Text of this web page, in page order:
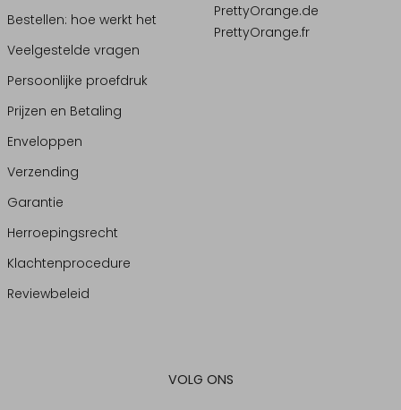
Bestellen: hoe werkt het
Veelgestelde vragen
Persoonlijke proefdruk
Prijzen en Betaling
Enveloppen
Verzending
Garantie
Herroepingsrecht
Klachtenprocedure
Reviewbeleid
PrettyOrange.de
PrettyOrange.fr
VOLG ONS